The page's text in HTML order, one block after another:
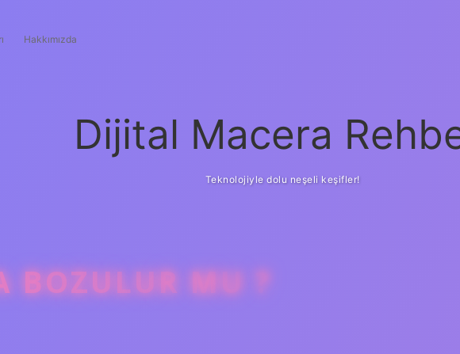
Hakkımızda
Dijital Macera
Teknolojiyle dolu neşeli keşifler!
BOZULUR MU ?